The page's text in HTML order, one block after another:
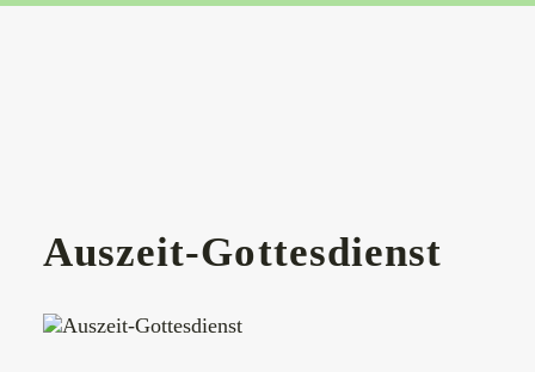
Auszeit-Gottesdienst